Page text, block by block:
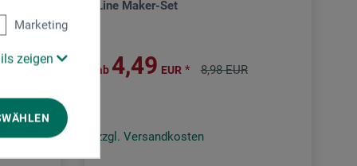
Marketing
zeigen
Line Maker-Set
ab 4,49 EUR * 8,98 EUR
zzgl. Versandkosten